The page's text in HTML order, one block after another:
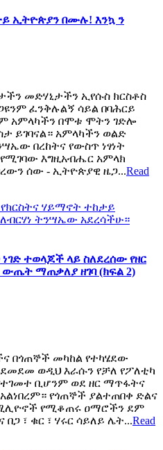
ኢትዮጵያን በሙሉ! እንኳ ን
መድሃኒታችን ኢየሱስ ክርስቶስ
ፈንቅሉልኝ ሳይል በባሕርይ
አምላካችን በሞቱ ሞትን ገድሎ
ይገባናል። አምላካችን ወልድ
በረከትና የውስጥ ነፃነት
እግዚአብሔር አምላክ
ሰው - ኢትዮጵያዊ ዜጋ...Read
ሃይማኖት ተከታይ
ትንሣኤው አደረሳችሁ።
ነገድ ተወላጆች ላይ ስለደረሰው የዘር
ማጠቃለያ ዘገባ (ክፍል 2)
በጎጠኞች መካከል የተካሄደው
ወዲህ እራሱን የቻለ የፖለቲካ
ቢሆንም ወደ ዘር ማጥፋትና
የጎጠኞች ያልተጠበቀ ድልና
የሚቆጠሩ ዐማሮችን ደም
፣ ቁር ፣ ሃሩር ሳይለይ ሌት...Read